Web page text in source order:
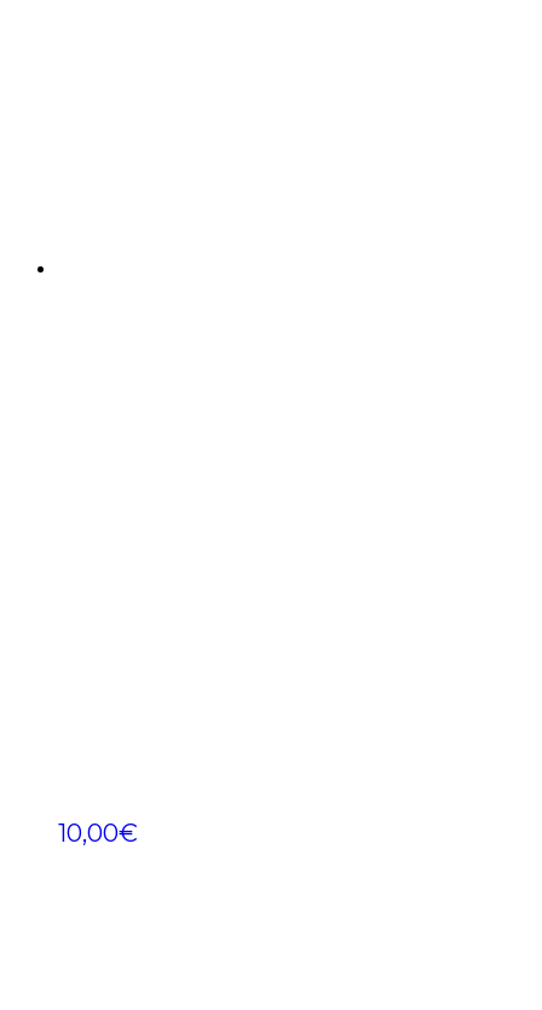
10,00€